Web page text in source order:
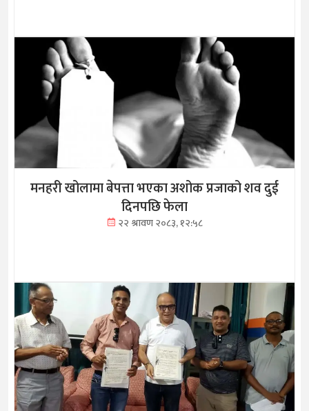
मनहरी खोलामा बेपत्ता भएका अशोक प्रजाको शव दुई
दिनपछि फेला
२२ श्रावण २०८३, १२:५८